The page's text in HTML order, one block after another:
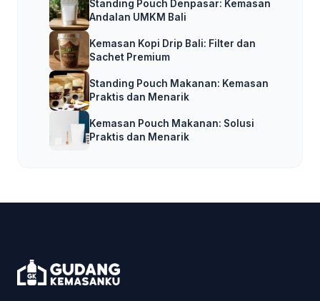
Standing Pouch Denpasar: Kemasan
Andalan UMKM Bali
Kemasan Kopi Drip Bali: Filter dan
Sachet Premium
Standing Pouch Makanan: Kemasan
Praktis dan Menarik
Kemasan Pouch Makanan: Solusi
Praktis dan Menarik